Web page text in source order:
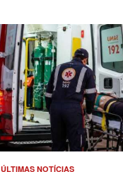
ÚLTIMAS NOTÍCIAS